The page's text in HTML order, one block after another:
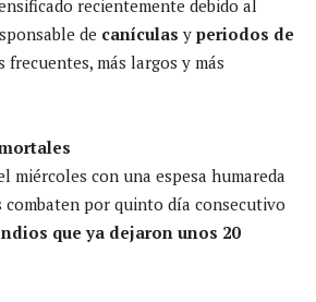
recientemente debido al
de canículas y periodos de
frecuentes, más largos y más
miércoles con una espesa humareda
combaten por quinto día consecutivo
que ya dejaron unos 20